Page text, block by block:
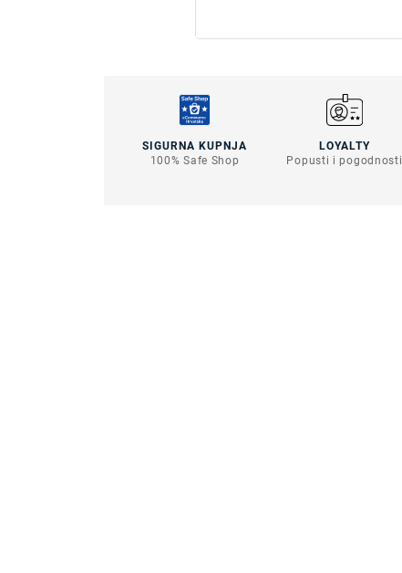
SIGURNA KUPNJA
100% Safe Shop
LOYALTY
Popusti i pogodnosti